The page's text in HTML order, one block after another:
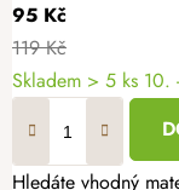
95 Kč
119 Kč
Skladem > 5 ks 10.
Hledáte vhodný